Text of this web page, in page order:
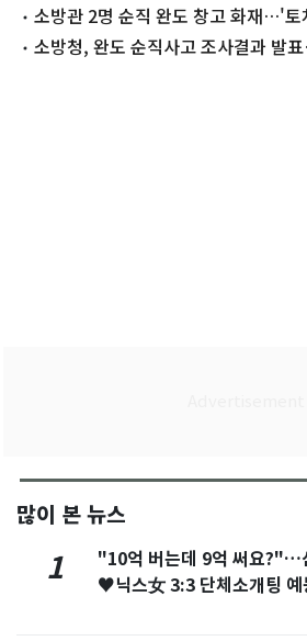
소방관 2명 순직 완도 창고 화재…'토
격화소방청, 완도 순직사고 조사결과 발
많이 본 뉴스
1
"10억 버는데 9억 써요?"…
♥닉스女 3:3 단체소개팅 예